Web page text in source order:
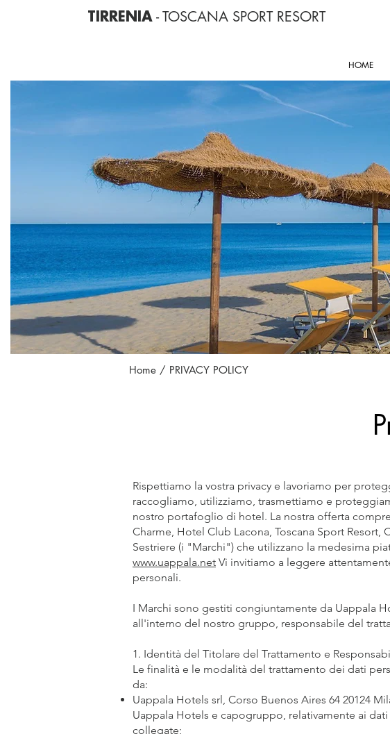
TIRRENIA - TOSCANA SPORT RESORT
HOTEL CLUB
HOME
Home / PRIVACY POLICY
Rispettiamo la vostra privacy e lavoriamo per
raccogliamo, utilizziamo, trasmettiamo e
nostro portafoglio di hotel. La nostra offerta
Charme, Hotel Club Lacona, Toscana Sport
Sestriere (i "Marchi") che utilizzano la medesima
www.uappala.net Vi invitiamo a leggere
personali.
I Marchi sono gestiti congiuntamente da Uappala
all'interno del nostro gruppo, responsabile del
1. Identità del Titolare del Trattamento e
Le finalità e le modalità del trattamento dei dati
da:
Uappala Hotels srl, Corso Buenos Aires 64 20124
Uappala Hotels e capogruppo, relativamente ai
collegate;